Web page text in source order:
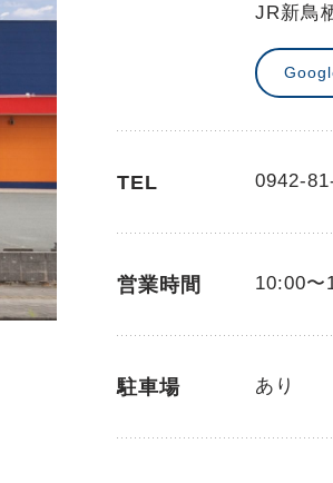
JR新鳥
TEL 0942-
営業時間 10:00〜
駐車場 あり